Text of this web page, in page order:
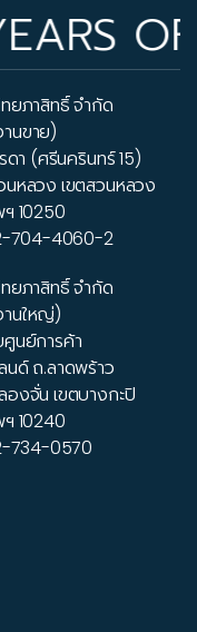
OF
ยภาสิทธิ์ จำกัด
นขาย)
ดา (ศรีนครินทร์ 15)
นหลวง เขตสวนหลวง
10250
704-4060-2
ยภาสิทธิ์ จำกัด
นใหญ่)
นย์การค้า
นด์ ถ.ลาดพร้าว
งจั่น เขตบางกะปิ
10240
734-0570